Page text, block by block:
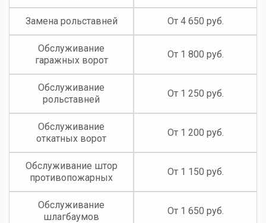
Замена рольставней От 4 650 руб.
Обслуживание
гаражных ворот
От 1 800 руб.
Обслуживание
рольставней
От 1 250 руб.
Обслуживание
откатных ворот
От 1 200 руб.
Обслуживание штор
противопожарных
От 1 150 руб.
Обслуживание
шлагбаумов
От 1 650 руб.